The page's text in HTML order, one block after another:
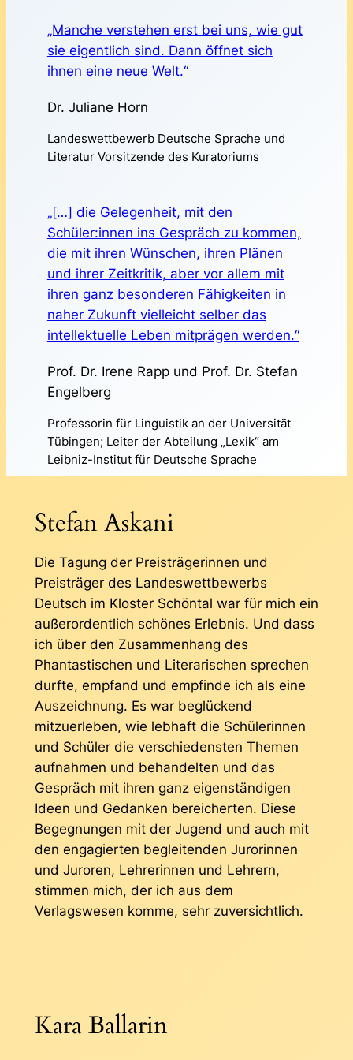
„Manche verstehen erst bei uns, wie gut
sie eigentlich sind. Dann öffnet sich
ihnen eine neue Welt.“
Dr. Juliane Horn
Landeswettbewerb Deutsche Sprache und
Literatur Vorsitzende des Kuratoriums
„[…] die Gelegenheit, mit den
Schüler:innen ins Gespräch zu kommen,
die mit ihren Wünschen, ihren Plänen
und ihrer Zeitkritik, aber vor allem mit
ihren ganz besonderen Fähigkeiten in
naher Zukunft vielleicht selber das
intellektuelle Leben mitprägen werden.“
Prof. Dr. Irene Rapp und Prof. Dr. Stefan
Engelberg
Professorin für Linguistik an der Universität
Tübingen; Leiter der Abteilung „Lexik“ am
Leibniz-Institut für Deutsche Sprache
Stefan Askani
Die Tagung der Preisträgerinnen und
Preisträger des Landeswettbewerbs
Deutsch im Kloster Schöntal war für mich ein
außerordentlich schönes Erlebnis. Und dass
ich über den Zusammenhang des
Phantastischen und Literarischen sprechen
durfte, empfand und empfinde ich als eine
Auszeichnung. Es war beglückend
mitzuerleben, wie lebhaft die Schülerinnen
und Schüler die verschiedensten Themen
aufnahmen und behandelten und das
Gespräch mit ihren ganz eigenständigen
Ideen und Gedanken bereicherten. Diese
Begegnungen mit der Jugend und auch mit
den engagierten begleitenden Jurorinnen
und Juroren, Lehrerinnen und Lehrern,
stimmen mich, der ich aus dem
Verlagswesen komme, sehr zuversichtlich.
Kara Ballarin